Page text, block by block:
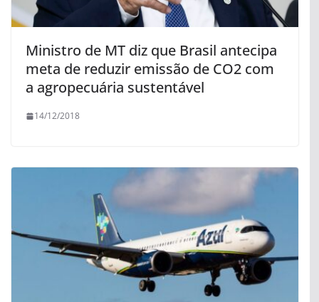
Ministro de MT diz que Brasil antecipa
meta de reduzir emissão de CO2 com
a agropecuária sustentável
14/12/2018